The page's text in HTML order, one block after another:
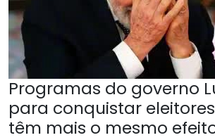
Programas do governo
para conquistar
têm mais o mesmo